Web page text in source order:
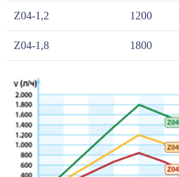
Z04-1,2 1200
Z04-1,8 1800